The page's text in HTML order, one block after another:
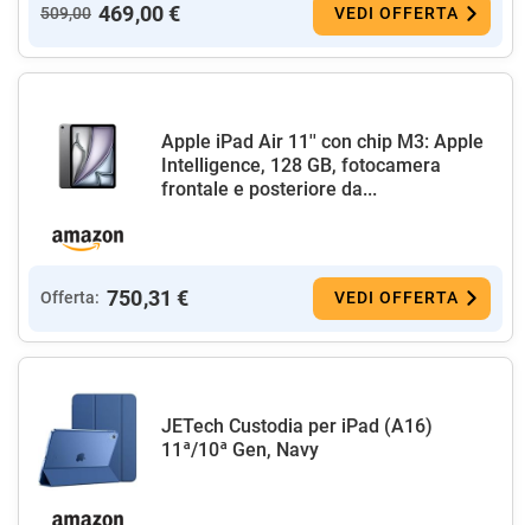
509,00 469,00 € VEDI OFFERTA
Apple iPad Air 11'' con chip M3: Apple
Intelligence, 128 GB, fotocamera
frontale e posteriore da...
Offerta: 750,31 € VEDI OFFERTA
JETech Custodia per iPad (A16)
11ª/10ª Gen, Navy